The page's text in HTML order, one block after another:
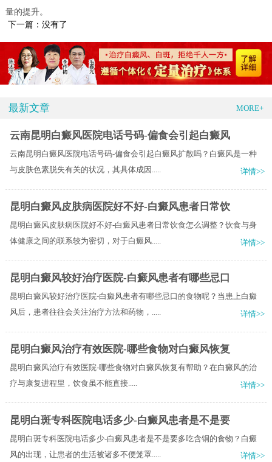
量的提升。
下一篇：没有了
最新文章 MORE+
云南昆明白癜风医院电话号码-偏食会引起白癜风
云南昆明白癜风医院电话号码-偏食会引起白癜风扩散吗？白癜风是一种
与皮肤色素脱失有关的状况，其具体成因.....
详情>>
昆明白癜风皮肤病医院好不好-白癜风患者日常饮
昆明白癜风皮肤病医院好不好-白癜风患者日常饮食怎么调整？饮食与身
体健康之间的联系较为密切，对于白癜风.....
详情>>
昆明白癜风较好治疗医院-白癜风患者有哪些忌口
昆明白癜风较好治疗医院-白癜风患者有哪些忌口的食物呢？当患上白癜
风后，患者往往会关注治疗方法和药物，.....
详情>>
昆明白癜风治疗有效医院-哪些食物对白癜风恢复
昆明白癜风治疗有效医院-哪些食物对白癜风恢复有帮助？​在白癜风的治
疗与康复进程里，饮食虽不能直接.....
详情>>
昆明白斑专科医院电话多少-白癜风患者是不是要
昆明白斑专科医院电话多少-白癜风患者是不是要多吃含铜的食物？白癜
风的出现，让患者的生活被诸多不便笼罩.....
详情>>